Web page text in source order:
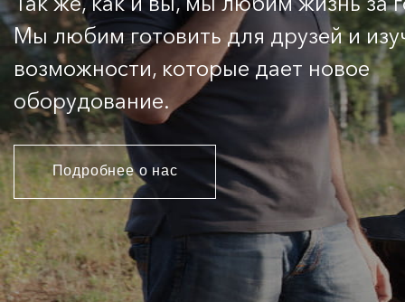
Мы любим готовить для друзей и
возможности, которые дает новое
оборудование.
Подробнее о нас